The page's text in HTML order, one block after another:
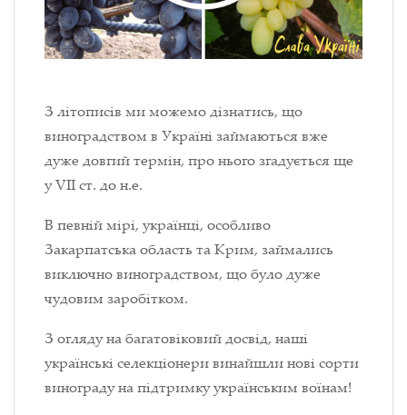
З літописів ми можемо дізнатись, що
виноградством в Україні займаються вже
дуже довгий термін, про нього згадується ще
у VII ст. до н.е.
В певній мірі, українці, особливо
Закарпатська область та Крим, займались
виключно виноградством, що було дуже
чудовим заробітком.
З огляду на багатовіковий досвід, наші
українські селекціонери винайшли нові сорти
винограду на підтримку українським воїнам!